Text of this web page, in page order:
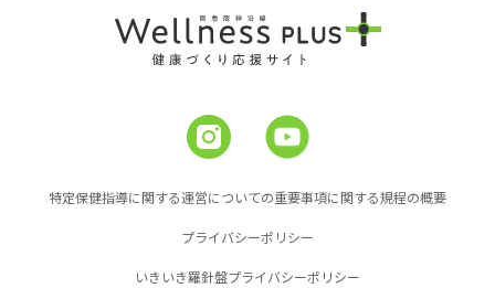
特定保健指導に関する運営についての重要事項に関する規程の概要
プライバシーポリシー
いきいき羅針盤プライバシーポリシー